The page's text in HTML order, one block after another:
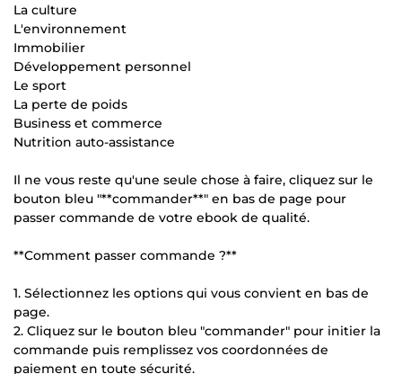
La culture
L'environnement
Immobilier
Développement personnel
Le sport
La perte de poids
Business et commerce
Nutrition auto-assistance
Il ne vous reste qu'une seule chose à faire, cliquez sur le
bouton bleu "**commander**" en bas de page pour
passer commande de votre ebook de qualité.
**Comment passer commande ?**
1. Sélectionnez les options qui vous convient en bas de
page.
2. Cliquez sur le bouton bleu "commander" pour initier la
commande puis remplissez vos coordonnées de
paiement en toute sécurité.